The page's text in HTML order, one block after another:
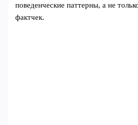
поведенческие паттерны, а не
фактчек.